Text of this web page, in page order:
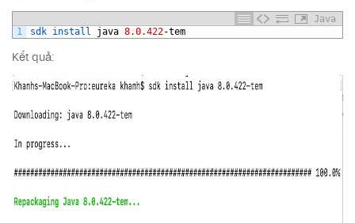
Java
1
sdk install java 8.0.422-tem
Kết quả: